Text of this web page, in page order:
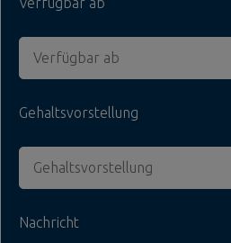
Gehaltsvorstellung
Nachricht